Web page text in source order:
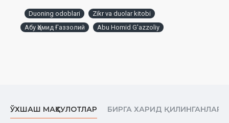
Duoning odoblari
Zikr va duolar kitobi
Абу Ҳомид Ғаззолий
Abu Homid G'azzoliy
ЎХШАШ МАҲСУЛОТЛАР БИРГА ХАРИД ҚИЛИНГАНЛАР